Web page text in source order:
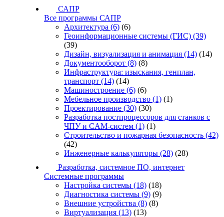
САПР
Все программы САПР
Архитектура (6) (6)
Геоинформационные системы (ГИС) (39)
(39)
Дизайн, визуализация и анимация (14) (14)
Документооборот (8) (8)
Инфраструктура: изыскания, генплан,
транспорт (14) (14)
Машиностроение (6) (6)
Мебельное производство (1) (1)
Проектирование (30) (30)
Разработка постпроцессоров для станков с
ЧПУ и CAM-систем (1) (1)
Строительство и пожарная безопасность (42)
(42)
Инженерные калькуляторы (28) (28)
Разработка, системное ПО, интернет
Системные программы
Настройка системы (18) (18)
Диагностика системы (9) (9)
Внешние устройства (8) (8)
Виртуализация (13) (13)